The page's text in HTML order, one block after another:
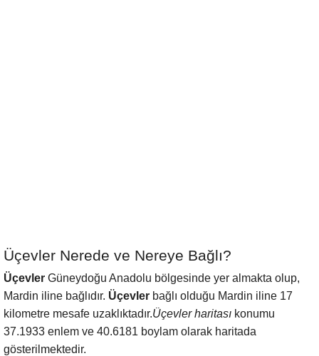
Üçevler Nerede ve Nereye Bağlı?
Üçevler Güneydoğu Anadolu bölgesinde yer almakta olup,
Mardin iline bağlıdır. Üçevler bağlı olduğu Mardin iline 17
kilometre mesafe uzaklıktadır.Üçevler haritası konumu
37.1933 enlem ve 40.6181 boylam olarak haritada
gösterilmektedir.